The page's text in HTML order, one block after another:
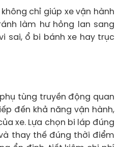
chỉ giúp xe vận hành
làm hư hỏng lan sang
sai, ổ bi bánh xe hay trục
phụ tùng truyền động quan
đến khả năng vận hành,
xe. Lựa chọn bi láp đúng
thay thế đúng thời điểm